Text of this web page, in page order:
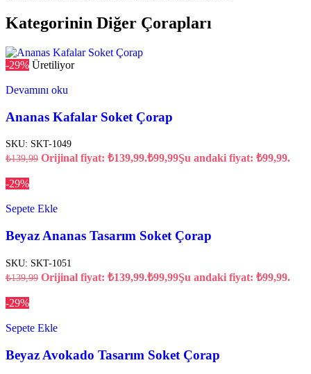
Kategorinin Diğer Çorapları
-29% Üretiliyor
Devamını oku
Ananas Kafalar Soket Çorap
SKU: SKT-1049
₺139,99 Orijinal fiyat: ₺139,99.₺99,99Şu andaki fiyat: ₺99,99.
-29%
Sepete Ekle
Beyaz Ananas Tasarım Soket Çorap
SKU: SKT-1051
₺139,99 Orijinal fiyat: ₺139,99.₺99,99Şu andaki fiyat: ₺99,99.
-29%
Sepete Ekle
Beyaz Avokado Tasarım Soket Çorap